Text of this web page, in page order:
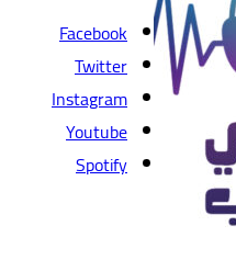
Facebook
Twitter
Instagram
Youtube
Spotify